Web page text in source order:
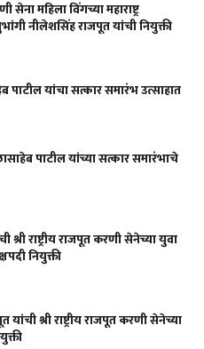
सेना महिला विंगच्या महाराष्ट्र
नीलेशसिंह राजपूत यांची नियुक्ती
पाटील यांचा सत्कार समारंभ उत्साहात
पाटील यांच्या सत्कार समारंभाचे
श्री राष्ट्रीय राजपूत करणी सेनेच्या युवा
नियुक्ती
श्री राष्ट्रीय राजपूत करणी सेनेच्या